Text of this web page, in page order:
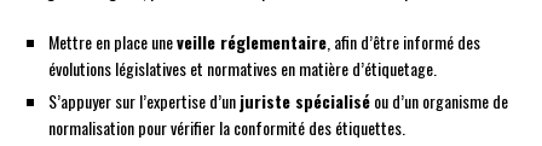
Mettre en place uneveille réglementaire , afin d’être informé des
évolutions législatives et normatives en matière d’étiquetage.
S’appuyer sur l’expertise d’unjuriste spécialiséou d’un organisme de
normalisation pour vérifier la conformité des étiquettes.